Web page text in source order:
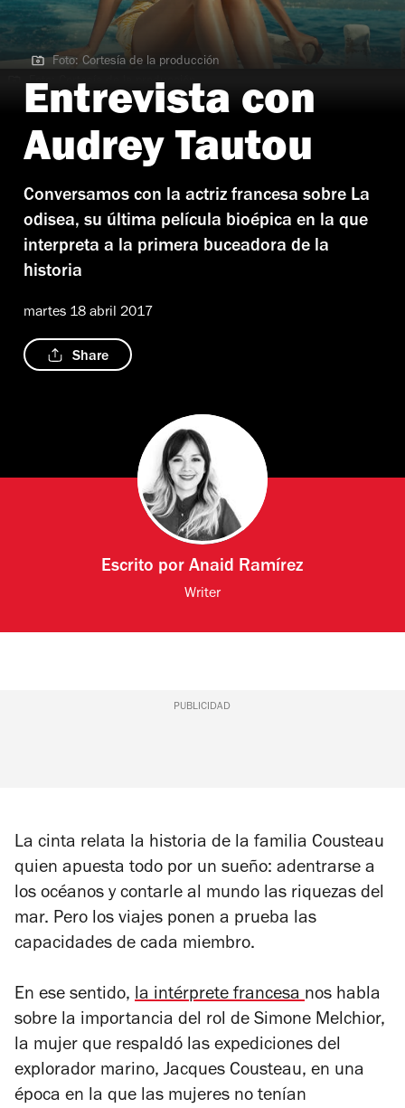
Foto: Cortesía de la producción
Foto: Cortesía de la producción
Entrevista con
Audrey Tautou
Conversamos con la actriz francesa sobre La
odisea, su última película bioépica en la que
interpreta a la primera buceadora de la
historia
martes 18 abril 2017
Share
Escrito porAnaid Ramírez
Writer
PUBLICIDAD
La cinta relata la historia de la familia Cousteau
quien apuesta todo por un sueño: adentrarse a
los océanos y contarle al mundo las riquezas del
mar. Pero los viajes ponen a prueba las
capacidades de cada miembro.
En ese sentido, la intérprete francesanos habla
sobre la importancia del rol de Simone Melchior,
la mujer que respaldó las expediciones del
explorador marino, Jacques Cousteau, en una
época en la que las mujeres no tenían